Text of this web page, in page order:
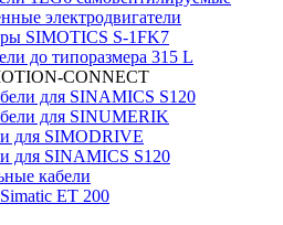
электродвигатели
SIMOTICS S-1FK7
до типоразмера 315 L
CONNECT
для SINAMICS S120
для SINUMERIK
для SIMODRIVE
для SINAMICS S120
кабели
ET 200